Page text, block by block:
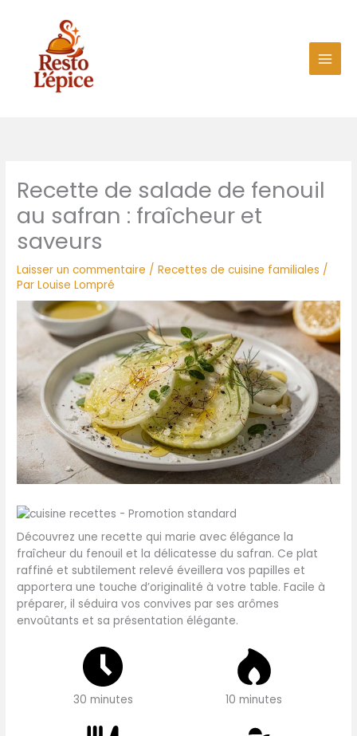
Recette de salade de fenouil
au safran : fraîcheur et
saveurs
Laisser un commentaire /Recettes de cuisine familiales /
ParLouise Lompré
Découvrez une recette qui marie avec élégance la
fraîcheur du fenouil et la délicatesse du safran. Ce plat
raffiné et subtilement relevé éveillera vos papilles et
apportera une touche d’originalité à votre table. Facile à
préparer, il séduira vos convives par ses arômes
envoûtants et sa présentation élégante.
30 minutes 10 minutes